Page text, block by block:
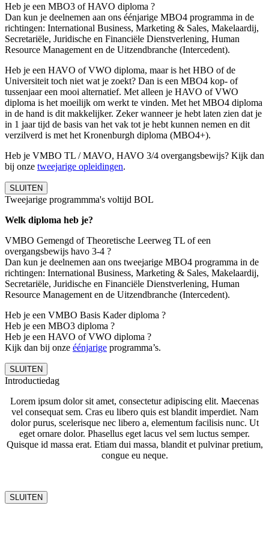
Heb je een MBO3 of HAVO diploma ?
Dan kun je deelnemen aan ons éénjarige MBO4 programma in de
richtingen: International Business, Marketing & Sales, Makelaardij,
Secretariële, Juridische en Financiële Dienstverlening, Human
Resource Management en de Uitzendbranche (Intercedent).
Heb je een HAVO of VWO diploma, maar is het HBO of de
Universiteit toch niet wat je zoekt? Dan is een MBO4 kop- of
tussenjaar een mooi alternatief. Met alleen je HAVO of VWO
diploma is het moeilijk om werkt te vinden. Met het MBO4 diploma
in de hand is dit makkelijker. Zeker wanneer je hebt laten zien dat je
in 1 jaar tijd de basis van het vak tot je hebt kunnen nemen en dit
verzilverd is met het Kronenburgh diploma (MBO4+).
Heb je VMBO TL / MAVO, HAVO 3/4 overgangsbewijs? Kijk dan
bij onze tweejarige opleidingen.
SLUITEN
Tweejarige programmma's voltijd BOL
Welk diploma heb je?
VMBO Gemengd of Theoretische Leerweg TL of een
overgangsbewijs havo 3-4 ?
Dan kun je deelnemen aan ons tweejarige MBO4 programma in de
richtingen: International Business, Marketing & Sales, Makelaardij,
Secretariële, Juridische en Financiële Dienstverlening, Human
Resource Management en de Uitzendbranche (Intercedent).
Heb je een VMBO Basis Kader diploma ?
Heb je een MBO3 diploma ?
Heb je een HAVO of VWO diploma ?
Kijk dan bij onze éénjarige programma’s.
SLUITEN
Introductiedag
Lorem ipsum dolor sit amet, consectetur adipiscing elit. Maecenas
vel consequat sem. Cras eu libero quis est blandit imperdiet. Nam
dolor purus, scelerisque nec libero a, elementum facilisis nunc. Ut
eget ornare dolor. Phasellus eget lacus vel sem luctus semper.
Quisque id massa erat. Etiam dui massa, blandit et pulvinar pretium,
congue eu neque.
SLUITEN